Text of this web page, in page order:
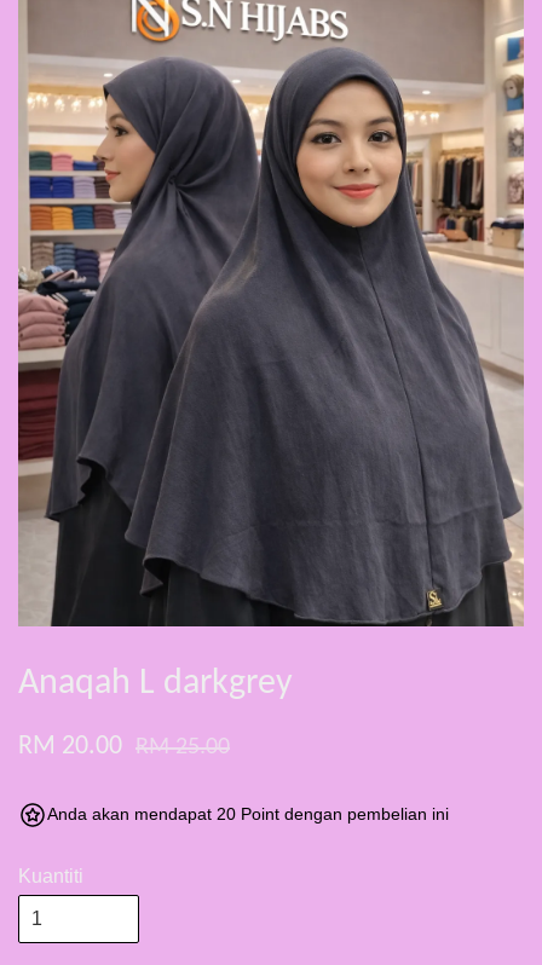
Anaqah L darkgrey
RM 20.00 RM 25.00
Anda akan mendapat 20 Point dengan pembelian ini
Kuantiti